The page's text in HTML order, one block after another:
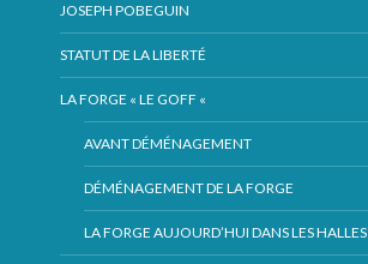
JOSEPH POBEGUIN
STATUT DE LA LIBERTÉ
LA FORGE « LE GOFF «
AVANT DÉMÉNAGEMENT
DÉMÉNAGEMENT DE LA FORGE
LA FORGE AUJOURD’HUI DANS LES HALLES